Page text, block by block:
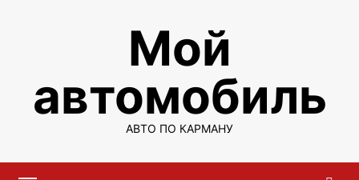
Мой
автомобиль
АВТО ПО КАРМАНУ